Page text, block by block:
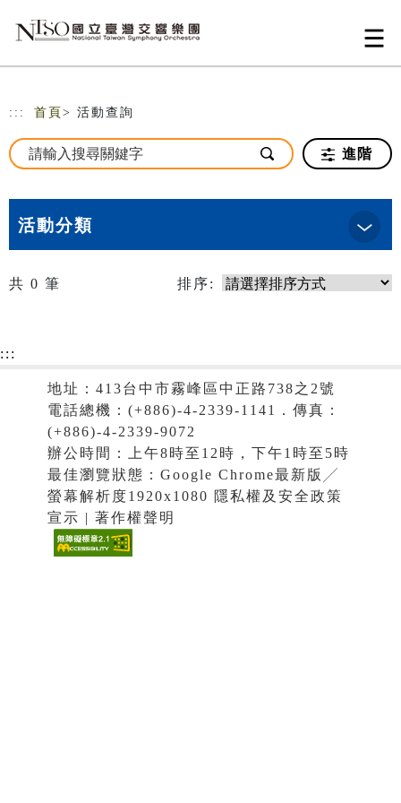
::: 首頁 > 活動查詢
進階
活動分類
共 0 筆 排序:
:::
地址：413台中市霧峰區中正路738之2號
電話總機：(+886)-4-2339-1141．傳真：
(+886)-4-2339-9072
辦公時間：上午8時至12時，下午1時至5時
最佳瀏覽狀態：Google Chrome最新版╱
螢幕解析度1920x1080 隱私權及安全政策
宣示 | 著作權聲明